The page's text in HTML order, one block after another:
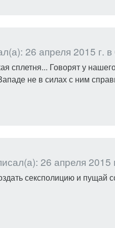
26 апреля 2015 г. в
сплетня... Говорят у
не в силах с ним
26 апреля 2015
сексполицию и пущай